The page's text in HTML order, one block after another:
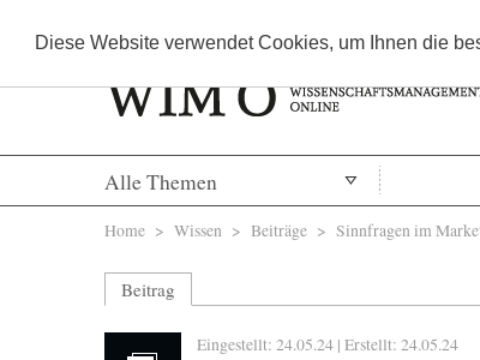
Diese Website verwendet Cookies, um Ihnen die
Alle Themen
Sie sind hier
Home > Wissen > Beiträge > Sinnfragen im
Beitrag
Eingestellt: 24.05.24 | Erstellt: 24.05.24